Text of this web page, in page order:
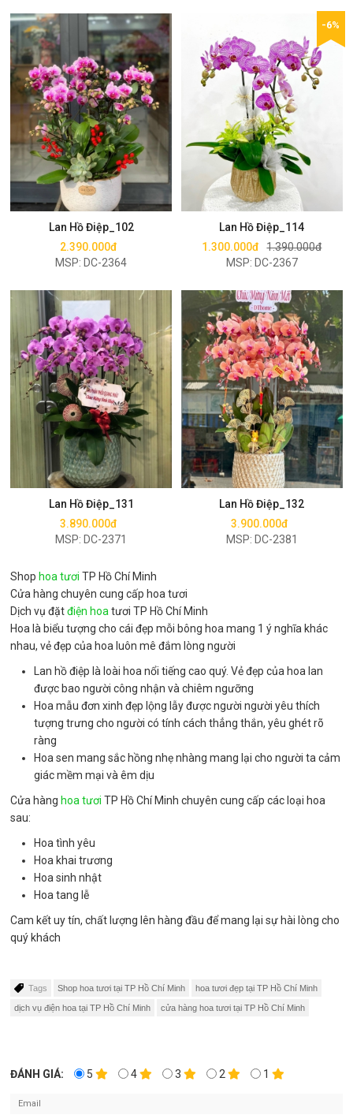
Lan Hồ Điệp_102
2.390.000đ
MSP: DC-2364
Mua ngay
Lan Hồ Điệp_114
1.300.000đ 1.390.000đ
MSP: DC-2367
-6%
Mua ngay
Lan Hồ Điệp_131
3.890.000đ
MSP: DC-2371
Mua ngay
Lan Hồ Điệp_132
3.900.000đ
MSP: DC-2381
Mua ngay
Shophoa tươi TP Hồ Chí Minh
Cửa hàng chuyên cung cấp hoa tươi
Dịch vụ đặtđiện hoa tươi TP Hồ Chí Minh
Hoa là biểu tượng cho cái đẹp mỗi bông hoa mang 1 ý nghĩa khác
nhau, vẻ đẹp của hoa luôn mê đắm lòng người
Lan hồ điệp là loài hoa nổi tiếng cao quý. Vẻ đẹp của hoa lan
được bao người công nhận và chiêm ngưỡng
Hoa mẫu đơn xinh đẹp lộng lẫy được người người yêu thích
tượng trưng cho người có tính cách thẳng thắn, yêu ghét rõ
ràng
Hoa sen mang sắc hồng nhẹ nhàng mang lại cho người ta cảm
giác mềm mại và êm dịu
Cửa hànghoa tươi TP Hồ Chí Minh chuyên cung cấp các loại hoa
sau:
Hoa tình yêu
Hoa khai trương
Hoa sinh nhật
Hoa tang lễ
Cam kết uy tín, chất lượng lên hàng đầu để mang lại sự hài lòng cho
quý khách
Tags Shop hoa tươi tại TP Hồ Chí Minh hoa tươi đẹp tại TP Hồ Chí Minh
dịch vụ điện hoa tại TP Hồ Chí Minh cửa hàng hoa tươi tại TP Hồ Chí Minh
ĐÁNH GIÁ: 5 4 3 2 1